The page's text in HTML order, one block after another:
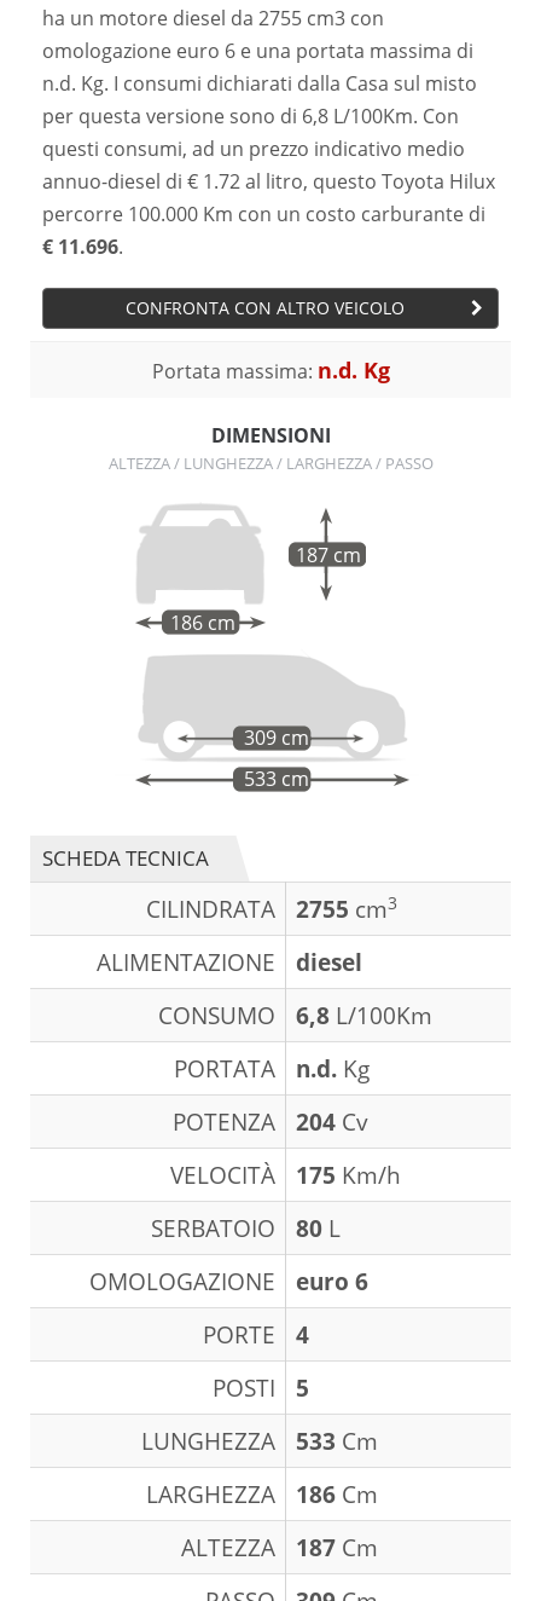
ha un motore diesel da 2755 cm3 con
omologazione euro 6 e una portata massima di
n.d. Kg. I consumi dichiarati dalla Casa sul misto
per questa versione sono di 6,8 L/100Km. Con
questi consumi, ad un prezzo indicativo medio
annuo-diesel di € 1.72 al litro, questo Toyota Hilux
percorre 100.000 Km con un costo carburante di
€ 11.696.
CONFRONTA CON ALTRO VEICOLO
Portata massima: n.d. Kg
DIMENSIONI
ALTEZZA / LUNGHEZZA / LARGHEZZA / PASSO
186 cm
187 cm
533 cm
309 cm
SCHEDA TECNICA
CILINDRATA 2755 cm3
ALIMENTAZIONE
diesel
CONSUMO
6,8 L/100Km
PORTATA
n.d. Kg
POTENZA
204 Cv
VELOCITÀ
175 Km/h
SERBATOIO
80 L
OMOLOGAZIONE
euro 6
PORTE
4
POSTI
5
LUNGHEZZA
533 Cm
LARGHEZZA
186 Cm
ALTEZZA
187 Cm